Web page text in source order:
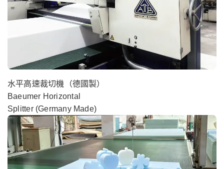
水平高速裁切機（德國製）
Baeumer Horizontal
Splitter (Germany Made)